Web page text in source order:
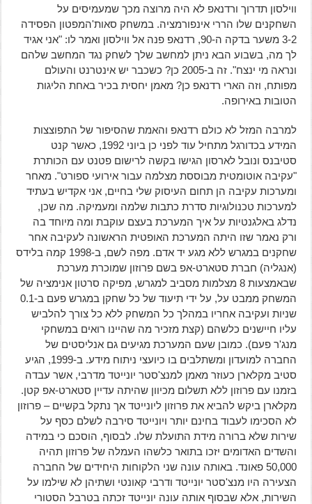
ווילסון תדרוך ורדנאפ לא היה מרוצה מכך שמעמיסים על
השחקנים שלו הררי אינפורמציה. במשחק סאות'המפטון הפסידה
3-2 משער בדקה ה-90, רדנאפ פנה אל ווילסון ואמר לו: "אני אגיד
לך מה, בשבוע הבא ניתן למחשב שלך לשחק נגד המחשב שלהם
ונראה מי ינצח". זה ב-2005 כן? כשכבר יש אינטרנט והעולם
מפותח, וזה הארי רדנאפ כן? מאמן יחסית בכיר באחת הליגות
הטובות באירופה.
למרבה המזל לא כולם רדנאפ והאמת שהסיפור של התפוצצות
המידע בכדורגל מתחיל עוד לפני כן ביוני 1992, כאשר קנט
סטיבנס ונובל לארסון הגישו בקשה לרישום פטנט עם הכותרת
"עקיבה אוטומטית מבוססת מצלמה עבור אירועי ספורט". מאחר
ומערכות עקיבה הן תחום העיסוק שלי בחיים, אני אקדיש בעתיד
למערכות טכנולוגיות סדרת כתבות שלמה ומעמיקה. מה שכן,
נדלג באלגנטיות על איך המערכת בעצם עוקבת ומה מיוחד בה
ורק נאמר שזו היתה המערכת האופטית הראשונה לעקיבה אחר
שחקנים במגרש ללא מגע יד אדם. מפה לשם, ב-1998 קמה בלידס
(אנגליה) חברת סטארט-אפ בשם פרוזון שמוכרת מערכת
שבאמצעות 8 מצלמות מסביב למגרש, מפיקה סרטון אנימציה של
המשחק ממבט על, על ידי תיעוד של כל שחקן במגרש פעם ב-0.1
שניות ועקיבה אחריו במהלך כל המשחק ללא כל צורך להלביש
עליו חיישנים כלשהם (קצת מזכיר מה שהיינו רואים במשחקי
מנג'ר פעם). כמובן שעם המערכת מגיעים גם אנליסטים של
החברה למועדון ומשתלבים בו כיועצי ניתוח מידע. ב-1999, הגיע
סטיב מקלארן כעוזר מאמן למנצ'סטר יונייטד מדרבי, אשר עבדה
בזמנו עם פרוזון ללא תשלום מכיוון שהיתה עדיין סטארט-אפ קטן.
מקלארן ביקש להביא את פרוזון ליונייטד אך נתקל בקשיים – פרוזון
לא הסכימו לעבוד בחינם יותר ויונייטד סירבה לשלם כסף על
שירות שלא ברורה מידת התועלת שלו. לבסוף, הוסכם כי במידה
והשדים האדומים יזכו בתואר כלשהו העמלה של פרוזון תהיה
50,000 פאונד. באותה עונה שני הלקוחות היחידים של החברה
הצעירה היו מנצ'סטר יונייטד ודרבי קאונטי ושתיהן לא שילמו על
השירות, אלא שבסוף אותה עונה יונייטד זכתה בטרבל הסטורי